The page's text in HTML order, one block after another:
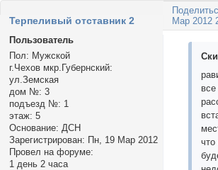
Мар 2012
Терпеливый отставник 2
Пользователь
Пол: Мужской
г.Чехов мкр.Губернский:
ул.Земская
дом №: 3
подъезд №: 1
этаж: 5
Основание: ДСН
Зарегистрирован: Пн, 19 Мар 2012
Провел на форуме:
1 день 2 часа